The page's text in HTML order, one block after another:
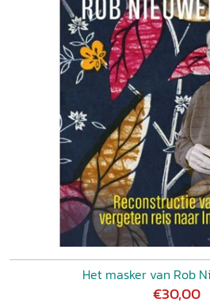
Het masker van Rob
€30,00